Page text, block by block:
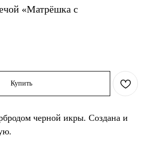
«Матрёшка с
Купить
черной икры. Создана и